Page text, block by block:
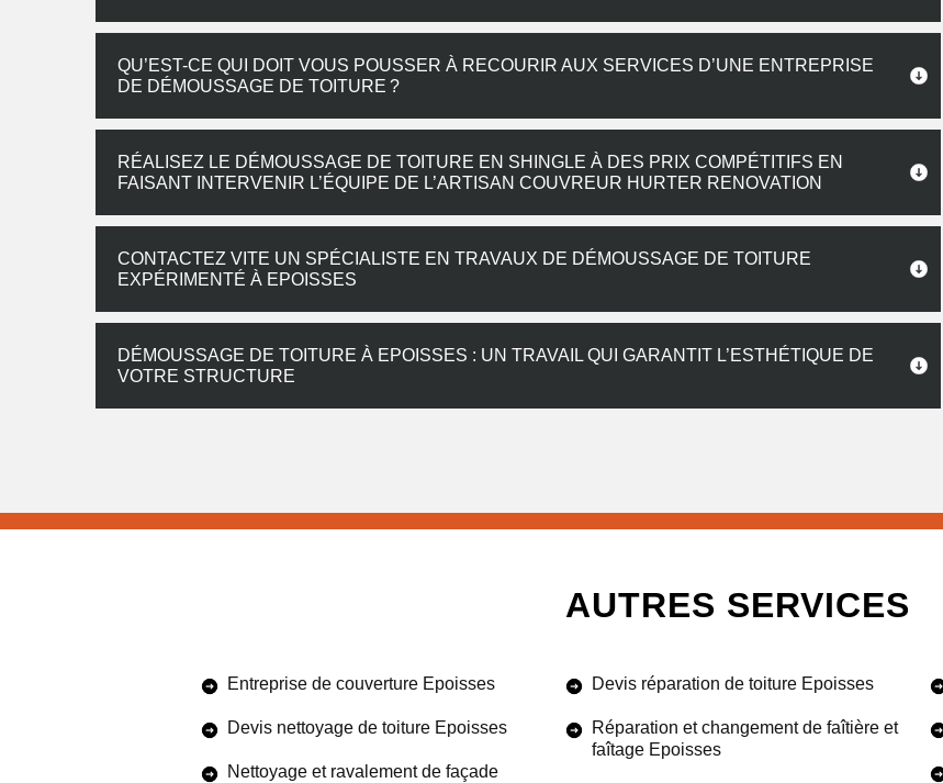
QU’EST-CE QUI DOIT VOUS POUSSER À RECOURIR AUX SERVICES D’UNE ENTREPRISE
DE DÉMOUSSAGE DE TOITURE ?
RÉALISEZ LE DÉMOUSSAGE DE TOITURE EN SHINGLE À DES PRIX COMPÉTITIFS EN
FAISANT INTERVENIR L’ÉQUIPE DE L’ARTISAN COUVREUR HURTER RENOVATION
CONTACTEZ VITE UN SPÉCIALISTE EN TRAVAUX DE DÉMOUSSAGE DE TOITURE
EXPÉRIMENTÉ À EPOISSES
DÉMOUSSAGE DE TOITURE À EPOISSES : UN TRAVAIL QUI GARANTIT L’ESTHÉTIQUE DE
VOTRE STRUCTURE
AUTRES SERVICES
Entreprise de couverture Epoisses
Devis nettoyage de toiture Epoisses
Nettoyage et ravalement de façade
Devis réparation de toiture Epoisses
Réparation et changement de faîtière et
faîtage Epoisses